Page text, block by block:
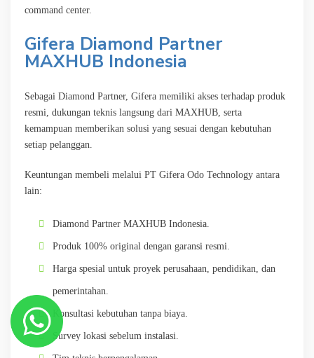
command center.
Gifera Diamond Partner
MAXHUB Indonesia
Sebagai Diamond Partner, Gifera memiliki akses terhadap produk
resmi, dukungan teknis langsung dari MAXHUB, serta
kemampuan memberikan solusi yang sesuai dengan kebutuhan
setiap pelanggan.
Keuntungan membeli melalui PT Gifera Odo Technology antara
lain:
Diamond Partner MAXHUB Indonesia.
Produk 100% original dengan garansi resmi.
Harga spesial untuk proyek perusahaan, pendidikan, dan
pemerintahan.
Konsultasi kebutuhan tanpa biaya.
Survey lokasi sebelum instalasi.